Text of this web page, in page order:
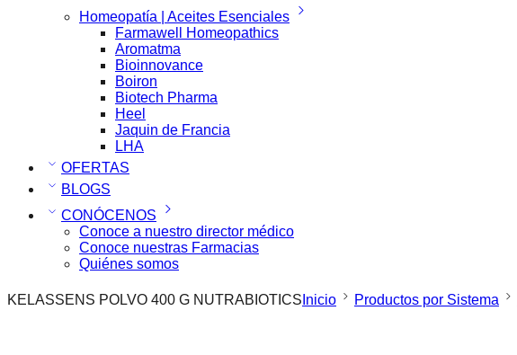
Homeopatía | Aceites Esenciales
Farmawell Homeopathics
Aromatma
Bioinnovance
Boiron
Biotech Pharma
Heel
Jaquin de Francia
LHA
OFERTAS
BLOGS
CONÓCENOS
Conoce a nuestro director médico
Conoce nuestras Farmacias
Quiénes somos
KELASSENS POLVO 400 G NUTRABIOTICS Inicio Productos por Sistema